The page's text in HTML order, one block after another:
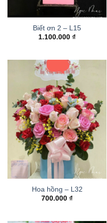
Biết ơn 2 – L15
1.100.000 ₫
Hoa hồng – L32
700.000 ₫